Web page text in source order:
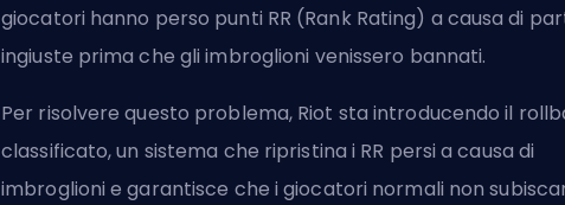
giocatori hanno perso punti RR (Rank Rating) a causa di
ingiuste prima che gli imbroglioni venissero bannati.
Per risolvere questo problema, Riot sta introducendo il
classificato, un sistema che ripristina i RR persi a causa di
imbroglioni e garantisce che i giocatori normali non